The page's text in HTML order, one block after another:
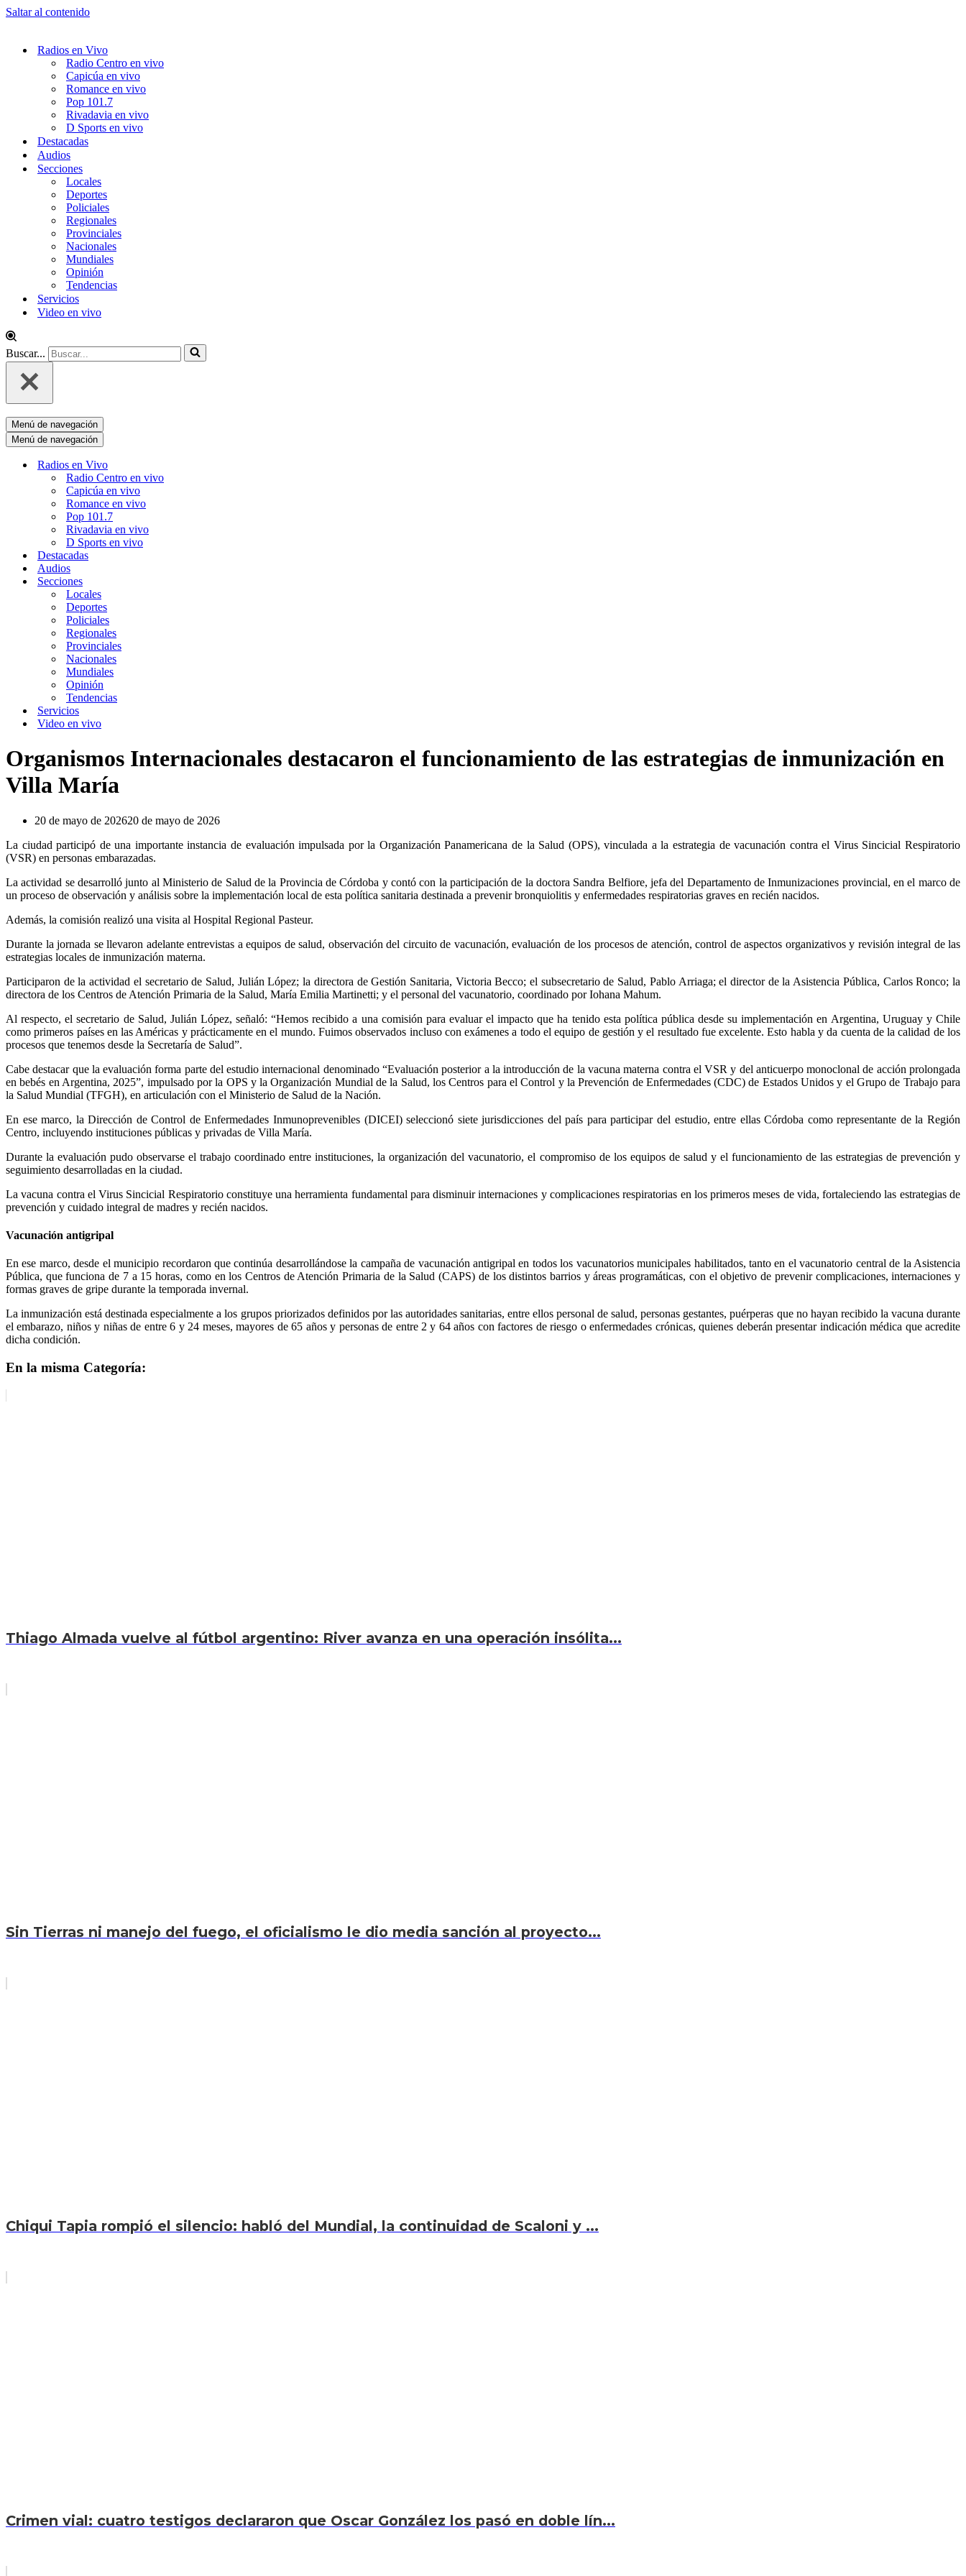
Saltar al contenido
Radios en Vivo
Radio Centro en vivo
Capicúa en vivo
Romance en vivo
Pop 101.7
Rivadavia en vivo
D Sports en vivo
Destacadas
Audios
Secciones
Locales
Deportes
Policiales
Regionales
Provinciales
Nacionales
Mundiales
Opinión
Tendencias
Servicios
Video en vivo
Buscar...
Menú de navegación
Menú de navegación
Radios en Vivo
Radio Centro en vivo
Capicúa en vivo
Romance en vivo
Pop 101.7
Rivadavia en vivo
D Sports en vivo
Destacadas
Audios
Secciones
Locales
Deportes
Policiales
Regionales
Provinciales
Nacionales
Mundiales
Opinión
Tendencias
Servicios
Video en vivo
Organismos Internacionales destacaron el funcionamiento de las estrategias de inmunización en
Villa María
20 de mayo de 202620 de mayo de 2026
La ciudad participó de una importante instancia de evaluación impulsada por la Organización Panamericana de la Salud (OPS), vinculada a la estrategia de vacunación contra el Virus Sincicial Respiratorio
(VSR) en personas embarazadas.
La actividad se desarrolló junto al Ministerio de Salud de la Provincia de Córdoba y contó con la participación de la doctora Sandra Belfiore, jefa del Departamento de Inmunizaciones provincial, en el marco de
un proceso de observación y análisis sobre la implementación local de esta política sanitaria destinada a prevenir bronquiolitis y enfermedades respiratorias graves en recién nacidos.
Además, la comisión realizó una visita al Hospital Regional Pasteur.
Durante la jornada se llevaron adelante entrevistas a equipos de salud, observación del circuito de vacunación, evaluación de los procesos de atención, control de aspectos organizativos y revisión integral de las
estrategias locales de inmunización materna.
Participaron de la actividad el secretario de Salud, Julián López; la directora de Gestión Sanitaria, Victoria Becco; el subsecretario de Salud, Pablo Arriaga; el director de la Asistencia Pública, Carlos Ronco; la
directora de los Centros de Atención Primaria de la Salud, María Emilia Martinetti; y el personal del vacunatorio, coordinado por Iohana Mahum.
Al respecto, el secretario de Salud, Julián López, señaló: “Hemos recibido a una comisión para evaluar el impacto que ha tenido esta política pública desde su implementación en Argentina, Uruguay y Chile
como primeros países en las Américas y prácticamente en el mundo. Fuimos observados incluso con exámenes a todo el equipo de gestión y el resultado fue excelente. Esto habla y da cuenta de la calidad de los
procesos que tenemos desde la Secretaría de Salud”.
Cabe destacar que la evaluación forma parte del estudio internacional denominado “Evaluación posterior a la introducción de la vacuna materna contra el VSR y del anticuerpo monoclonal de acción prolongada
en bebés en Argentina, 2025”, impulsado por la OPS y la Organización Mundial de la Salud, los Centros para el Control y la Prevención de Enfermedades (CDC) de Estados Unidos y el Grupo de Trabajo para
la Salud Mundial (TFGH), en articulación con el Ministerio de Salud de la Nación.
En ese marco, la Dirección de Control de Enfermedades Inmunoprevenibles (DICEI) seleccionó siete jurisdicciones del país para participar del estudio, entre ellas Córdoba como representante de la Región
Centro, incluyendo instituciones públicas y privadas de Villa María.
Durante la evaluación pudo observarse el trabajo coordinado entre instituciones, la organización del vacunatorio, el compromiso de los equipos de salud y el funcionamiento de las estrategias de prevención y
seguimiento desarrolladas en la ciudad.
La vacuna contra el Virus Sincicial Respiratorio constituye una herramienta fundamental para disminuir internaciones y complicaciones respiratorias en los primeros meses de vida, fortaleciendo las estrategias de
prevención y cuidado integral de madres y recién nacidos.
Vacunación antigripal
En ese marco, desde el municipio recordaron que continúa desarrollándose la campaña de vacunación antigripal en todos los vacunatorios municipales habilitados, tanto en el vacunatorio central de la Asistencia
Pública, que funciona de 7 a 15 horas, como en los Centros de Atención Primaria de la Salud (CAPS) de los distintos barrios y áreas programáticas, con el objetivo de prevenir complicaciones, internaciones y
formas graves de gripe durante la temporada invernal.
La inmunización está destinada especialmente a los grupos priorizados definidos por las autoridades sanitarias, entre ellos personal de salud, personas gestantes, puérperas que no hayan recibido la vacuna durante
el embarazo, niños y niñas de entre 6 y 24 meses, mayores de 65 años y personas de entre 2 y 64 años con factores de riesgo o enfermedades crónicas, quienes deberán presentar indicación médica que acredite
dicha condición.
En la misma Categoría:
Thiago Almada vuelve al fútbol argentino: River avanza en una operación insólita...
Sin Tierras ni manejo del fuego, el oficialismo le dio media sanción al proyecto...
Chiqui Tapia rompió el silencio: habló del Mundial, la continuidad de Scaloni y ...
Crimen vial: cuatro testigos declararon que Oscar González los pasó en doble lín...